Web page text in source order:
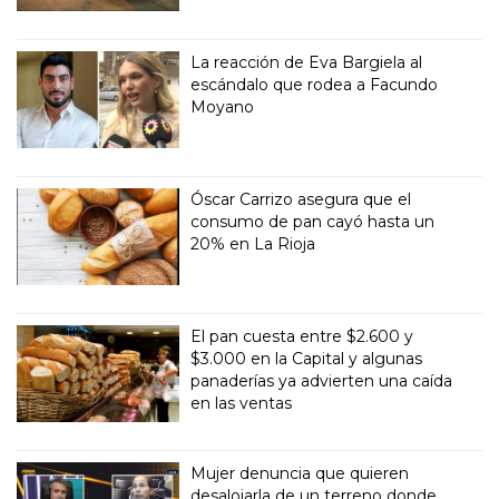
La reacción de Eva Bargiela al
escándalo que rodea a Facundo
Moyano
Óscar Carrizo asegura que el
consumo de pan cayó hasta un
20% en La Rioja
El pan cuesta entre $2.600 y
$3.000 en la Capital y algunas
panaderías ya advierten una caída
en las ventas
Mujer denuncia que quieren